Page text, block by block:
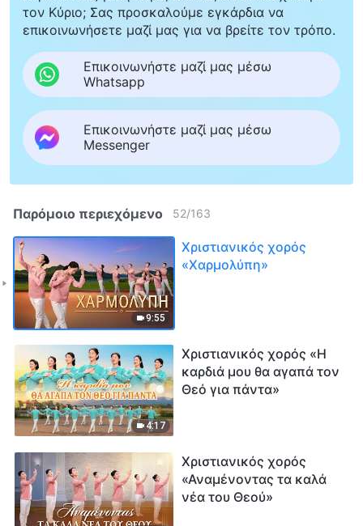
τον Κύριο; Σας προσκαλούμε εγκάρδια να
επικοινωνήσετε μαζί μας για να βρείτε τον τρόπο.
Επικοινωνήστε μαζί μας μέσω
Whatsapp
Επικοινωνήστε μαζί μας μέσω
Messenger
Παρόμοιο περιεχόμενο 52/163
9:55
Χριστιανικός χορός
«Χαρμολύπη»
4:17
Χριστιανικός χορός «Η
καρδιά μου θα αγαπά τον
Θεό για πάντα»
Χριστιανικός χορός
«Αναμένοντας τα καλά
νέα του Θεού»